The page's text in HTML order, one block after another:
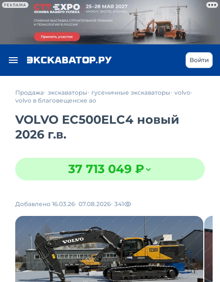
РЕКЛАМА
Войти
Продажа экскаваторы гусеничные экскаваторы volvo
volvo в благовещенске ао
VOLVO EC500ELC4 новый
2026 г.в.
37 713 049 ₽
Добавлено 16.03.26 07.08.2026 341